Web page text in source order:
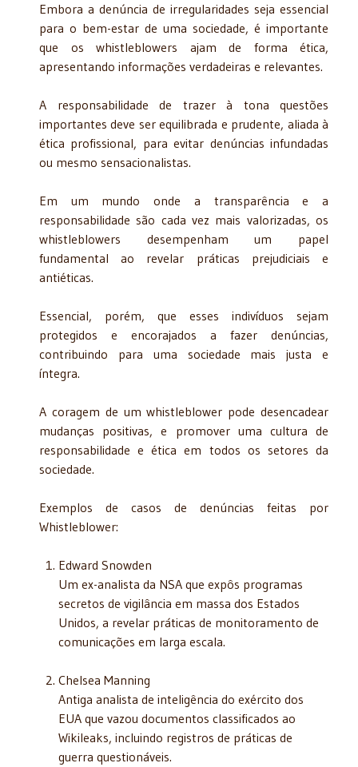
Embora a denúncia de irregularidades seja essencial
para o bem-estar de uma sociedade, é importante
que os whistleblowers ajam de forma ética,
apresentando informações verdadeiras e relevantes.
A responsabilidade de trazer à tona questões
importantes deve ser equilibrada e prudente, aliada à
ética profissional, para evitar denúncias infundadas
ou mesmo sensacionalistas.
Em um mundo onde a transparência e a
responsabilidade são cada vez mais valorizadas, os
whistleblowers desempenham um papel
fundamental ao revelar práticas prejudiciais e
antiéticas.
Essencial, porém, que esses indivíduos sejam
protegidos e encorajados a fazer denúncias,
contribuindo para uma sociedade mais justa e
íntegra.
A coragem de um whistleblower pode desencadear
mudanças positivas, e promover uma cultura de
responsabilidade e ética em todos os setores da
sociedade.
Exemplos de casos de denúncias feitas por
Whistleblower:
Edward Snowden
Um ex-analista da NSA que expôs programas
secretos de vigilância em massa dos Estados
Unidos, a revelar práticas de monitoramento de
comunicações em larga escala.
Chelsea Manning
Antiga analista de inteligência do exército dos
EUA que vazou documentos classificados ao
Wikileaks, incluindo registros de práticas de
guerra questionáveis.